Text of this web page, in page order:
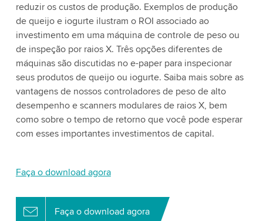
reduzir os custos de produção. Exemplos de produção
de queijo e iogurte ilustram o ROI associado ao
investimento em uma máquina de controle de peso ou
de inspeção por raios X. Três opções diferentes de
máquinas são discutidas no e-paper para inspecionar
seus produtos de queijo ou iogurte. Saiba mais sobre as
vantagens de nossos controladores de peso de alto
desempenho e scanners modulares de raios X, bem
como sobre o tempo de retorno que você pode esperar
com esses importantes investimentos de capital.
Faça o download agora
Faça o download agora